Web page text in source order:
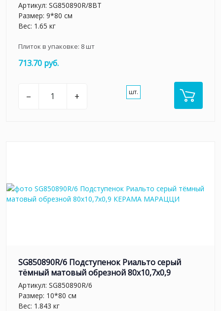
Артикул: SG850890R/8BT
Размер: 9*80 см
Вес: 1.65 кг
Плиток в упаковке: 8шт
713.70 руб.
– + шт.
SG850890R/6 Подступенок Риальто серый
тёмный матовый обрезной 80x10,7x0,9
Артикул: SG850890R/6
Размер: 10*80 см
Вес: 1.843 кг